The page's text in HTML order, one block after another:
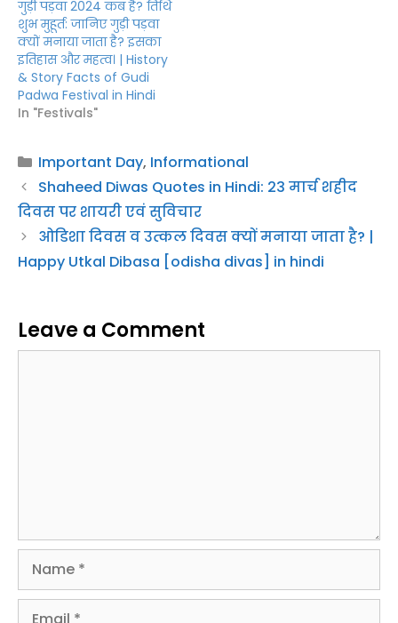
शुभ मुहूर्त: जानिए गुड़ी पड़वा
क्यों मनाया जाता है? इसका
इतिहास और महत्व। | History
& Story Facts of Gudi
Padwa Festival in Hindi
In "Festivals"
Shaheed Diwas Quotes in Hindi: 23 मार्च शहीद
दिवस पर शायरी एवं सुविचार
ओडिशा दिवस व उत्कल दिवस क्यों मनाया जाता है? |
Happy Utkal Dibasa [odisha divas] in hindi
Leave a Comment
Comment
Name
Email